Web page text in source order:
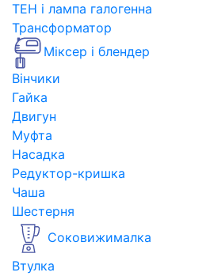
ТЕН і лампа галогенна
Трансформатор
Міксер і блендер
Вінчики
Гайка
Двигун
Муфта
Насадка
Редуктор-кришка
Чаша
Шестерня
Соковижималка
Втулка